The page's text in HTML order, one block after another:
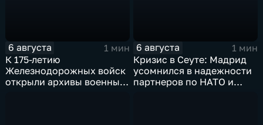
6 августа
1 мин
К 175-летию
Железнодорожных войск
открыли архивы военных
6 августа
1 мин
Кризис в Сеуте: Мадрид
усомнился в надежности
партнеров по НАТО и